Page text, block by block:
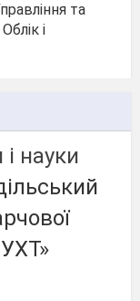
та
і
і науки